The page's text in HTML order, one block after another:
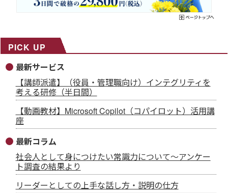
PICK UP
最新サービス
【講師派遣】（役員・管理職向け）インテグリティを
考える研修（半日間）
【動画教材】Microsoft Copilot（コパイロット）活用講
座
最新コラム
社会人として身につけたい常識力について～アンケー
ト調査の結果より
リーダーとしての上手な話し方・説明の仕方